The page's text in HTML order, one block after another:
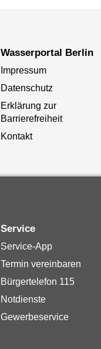
Wasserportal Berlin
Impressum
Datenschutz
Erklärung zur
Barrierefreiheit
Kontakt
Service
Service-App
Termin vereinbaren
Bürgertelefon 115
Notdienste
Gewerbeservice